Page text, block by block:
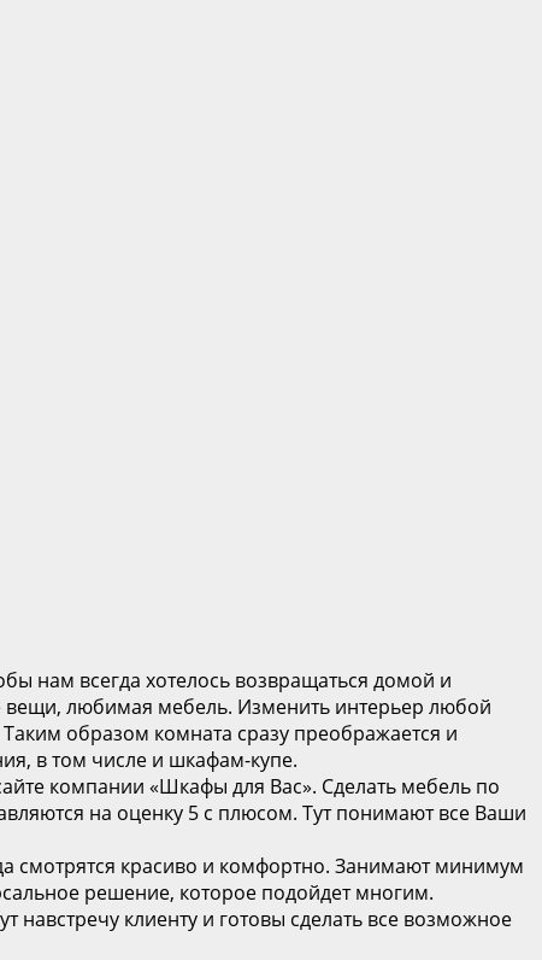
нам всегда хотелось возвращаться домой и
вещи, любимая мебель. Изменить интерьер любой
образом комната сразу преображается и
в том числе и шкафам-купе.
компании «Шкафы для Вас». Сделать мебель по
на оценку 5 с плюсом. Тут понимают все Ваши
смотрятся красиво и комфортно. Занимают минимум
решение, которое подойдет многим.
клиенту и готовы сделать все возможное